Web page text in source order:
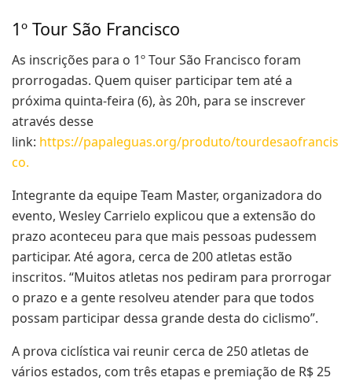
1º Tour São Francisco
As inscrições para o 1º Tour São Francisco foram
prorrogadas. Quem quiser participar tem até a
próxima quinta-feira (6), às 20h, para se inscrever
através desse
link: https://papaleguas.org/produto/tourdesaofrancis
co.
Integrante da equipe Team Master, organizadora do
evento, Wesley Carrielo explicou que a extensão do
prazo aconteceu para que mais pessoas pudessem
participar. Até agora, cerca de 200 atletas estão
inscritos. “Muitos atletas nos pediram para prorrogar
o prazo e a gente resolveu atender para que todos
possam participar dessa grande desta do ciclismo”.
A prova ciclística vai reunir cerca de 250 atletas de
vários estados, com três etapas e premiação de R$ 25